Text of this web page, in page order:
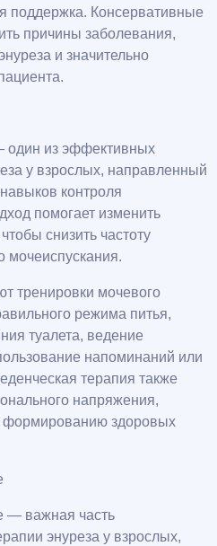
поддержка. Консервативные
причины заболевания,
и значительно
один из эффективных
у взрослых, направленный
контроля
помогает изменить
снизить частоту
мочеиспускания.
тренировки мочевого
режима питья,
туалета, ведение
напоминаний или
терапия также
напряжения,
формированию здоровых
— важная часть
энуреза у взрослых,